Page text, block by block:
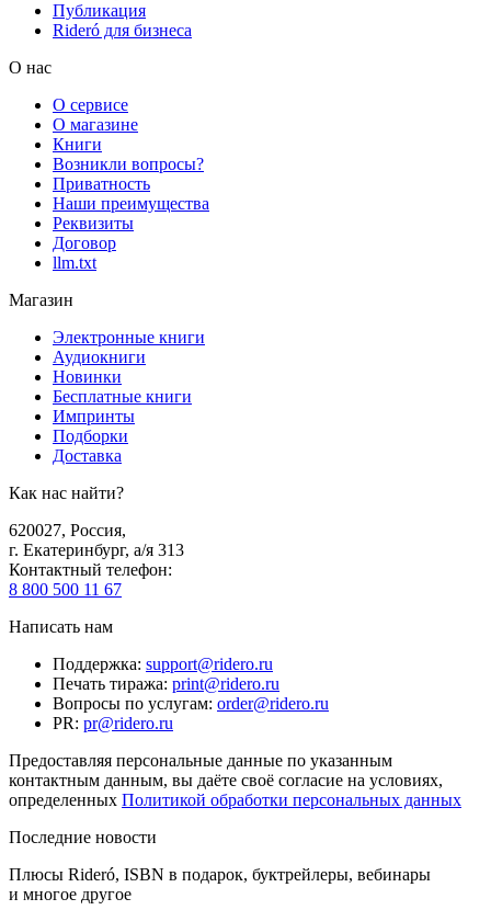
Публикация
Rideró для бизнеса
О нас
О сервисе
О магазине
Книги
Возникли вопросы?
Приватность
Наши преимущества
Реквизиты
Договор
llm.txt
Магазин
Электронные книги
Аудиокниги
Новинки
Бесплатные книги
Импринты
Подборки
Доставка
Как нас найти?
620027, Россия,
г. Екатеринбург, а/я 313
Контактный телефон:
8 800 500 11 67
Написать нам
Поддержка: support@ridero.ru
Печать тиража: print@ridero.ru
Вопросы по услугам: order@ridero.ru
PR: pr@ridero.ru
Предоставляя персональные данные по указанным
контактным данным, вы даёте своё согласие на условиях,
определенных Политикой обработки персональных данных
Последние новости
Плюсы Rideró, ISBN в подарок, буктрейлеры, вебинары
и многое другое